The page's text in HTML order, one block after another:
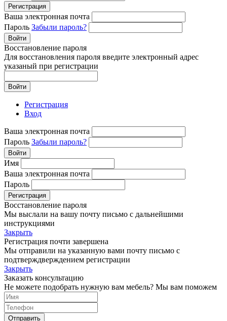
Регистрация
Ваша электронная почта
Пароль Забыли пароль?
Войти
Восстановление пароля
Для восстановления пароля введите электронный адрес
указаный при регистрации
Войти
Регистрация
Вход
Ваша электронная почта
Пароль Забыли пароль?
Войти
Имя
Ваша электронная почта
Пароль
Регистрация
Восстановление пароля
Мы выслали на вашу почту письмо с дальнейшими
инструкциями
Закрыть
Регистрация почти завершена
Мы отправили на указанную вами почту письмо с
подтверждверждением регистрации
Закрыть
Заказать консультацию
Не можете подобрать нужную вам мебель? Мы вам поможем
Отправить